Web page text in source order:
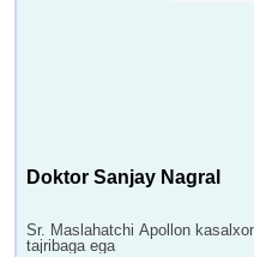
Doktor Sanjay Nagral
Sr. Maslahatchi Apollon
tajribaga ega